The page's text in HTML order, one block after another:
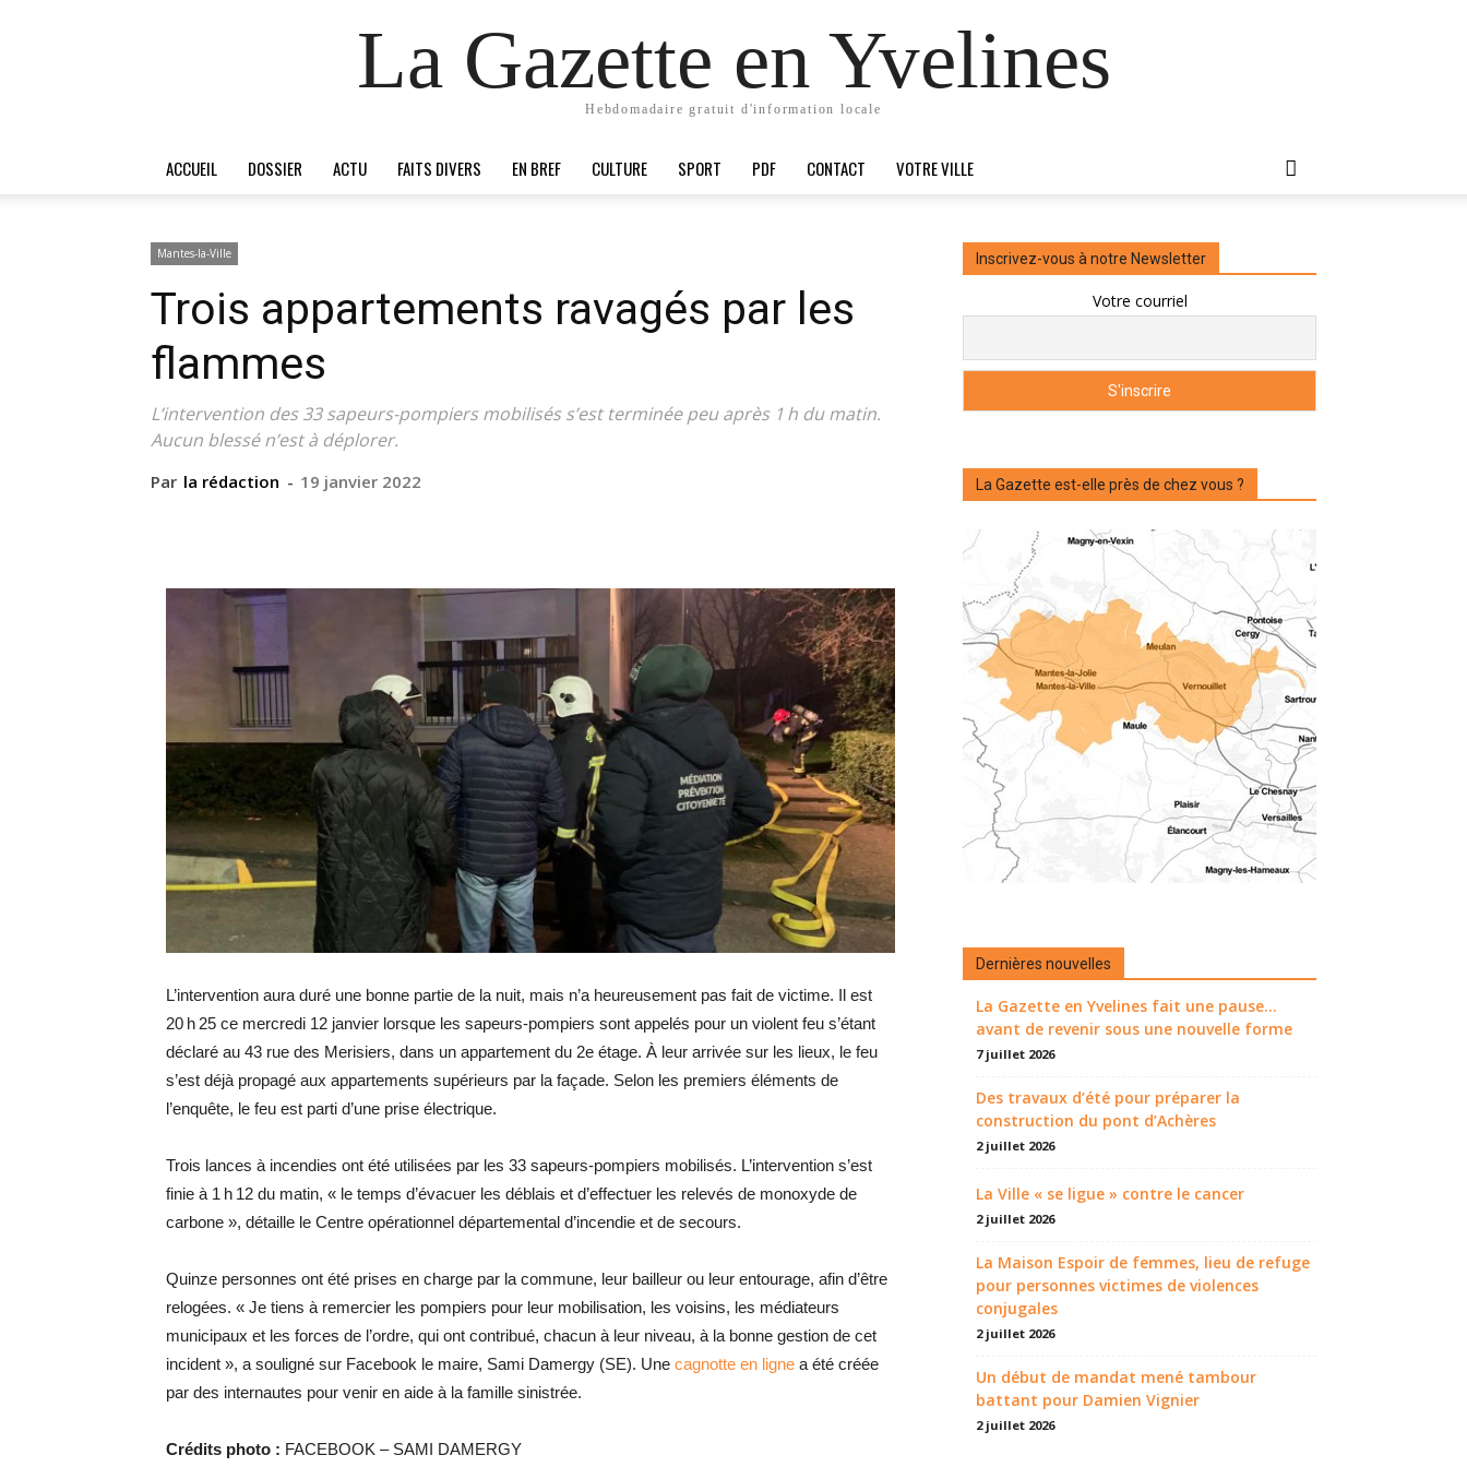
La Gazette en Yvelines
Hebdomadaire gratuit d'information locale
ACCUEIL DOSSIER ACTU FAITS DIVERS EN BREF CULTURE SPORT PDF CONTACT VOTRE VILLE
Mantes-la-Ville
Trois appartements ravagés par les
flammes
L’intervention des 33 sapeurs-pompiers mobilisés s’est terminée peu après 1 h du matin.
Aucun blessé n’est à déplorer.
Par la rédaction - 19 janvier 2022
L’intervention aura duré une bonne partie de la nuit, mais n’a heureusement pas fait de victime. Il est
20 h 25 ce mercredi 12 janvier lorsque les sapeurs-pompiers sont appelés pour un violent feu s’étant
déclaré au 43 rue des Merisiers, dans un appartement du 2e étage. À leur arrivée sur les lieux, le feu
s’est déjà propagé aux appartements supérieurs par la façade. Selon les premiers éléments de
l’enquête, le feu est parti d’une prise électrique.
Trois lances à incendies ont été utilisées par les 33 sapeurs-pompiers mobilisés. L’intervention s’est
finie à 1 h 12 du matin, « le temps d’évacuer les déblais et d’effectuer les relevés de monoxyde de
carbone », détaille le Centre opérationnel ­départemental d’incendie et de secours.
Quinze personnes ont été prises en charge par la commune, leur bailleur ou leur entourage, afin d’être
relogées. « Je tiens à remercier les pompiers pour leur mobilisation, les voisins, les médiateurs
municipaux et les forces de l’ordre, qui ont contribué, chacun à leur niveau, à la bonne gestion de cet
incident », a souligné sur Facebook le maire, Sami Damergy (SE). Une cagnotte en ligne a été créée
par des internautes pour venir en aide à la famille sinistrée.
Crédits photo : FACEBOOK – SAMI DAMERGY
Inscrivez-vous à notre Newsletter
Votre courriel
La Gazette est-elle près de chez vous ?
Dernières nouvelles
La Gazette en Yvelines fait une pause...
avant de revenir sous une nouvelle forme
7 juillet 2026
Des travaux d’été pour préparer la
construction du pont d’Achères
2 juillet 2026
La Ville « se ligue » contre le cancer
2 juillet 2026
La Maison Espoir de femmes, lieu de refuge
pour personnes victimes de violences
conjugales
2 juillet 2026
Un début de mandat mené tambour
battant pour Damien Vignier
2 juillet 2026